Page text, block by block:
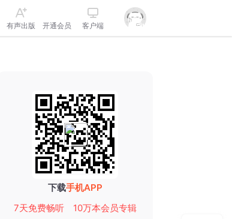
有声出版 开通会员 客户端
下载手机APP
7天免费畅听
10万本会员专辑